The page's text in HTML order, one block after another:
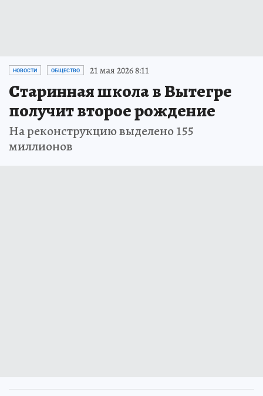
НОВОСТИ ОБЩЕСТВО 21 мая 2026 8:11
Старинная школа в Вытегре
получит второе рождение
На реконструкцию выделено 155
миллионов